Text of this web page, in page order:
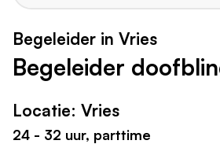
Begeleider in Vries
Begeleider
Locatie: Vries
24 - 32 uur, parttime